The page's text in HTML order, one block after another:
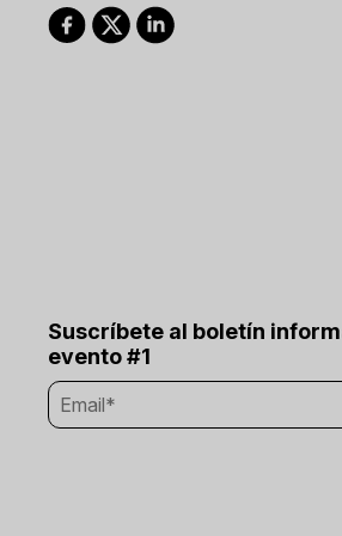
Suscríbete al boletín
evento #1